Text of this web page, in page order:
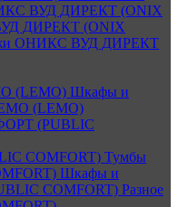
ВУД ДИРЕКТ (ONIX
ДИРЕКТ (ONIX
ОНИКС ВУД ДИРЕКТ
(LEMO) Шкафы и
(LEMO)
(PUBLIC
COMFORT) Тумбы
Шкафы и
COMFORT) Разное